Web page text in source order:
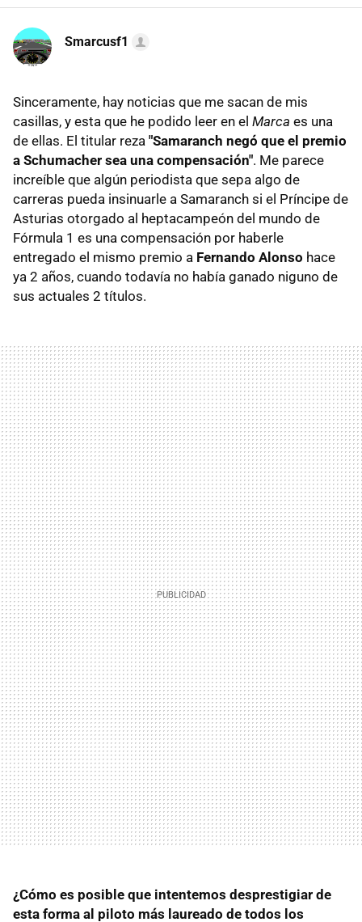
Smarcusf1
Sinceramente, hay noticias que me sacan de mis
casillas, y esta que he podido leer en el Marca es una
de ellas. El titular reza "Samaranch negó que el premio
a Schumacher sea una compensación". Me parece
increíble que algún periodista que sepa algo de
carreras pueda insinuarle a Samaranch si el Príncipe de
Asturias otorgado al heptacampeón del mundo de
Fórmula 1 es una compensación por haberle
entregado el mismo premio a Fernando Alonso hace
ya 2 años, cuando todavía no había ganado niguno de
sus actuales 2 títulos.
¿Cómo es posible que intentemos desprestigiar de
esta forma al piloto más laureado de todos los